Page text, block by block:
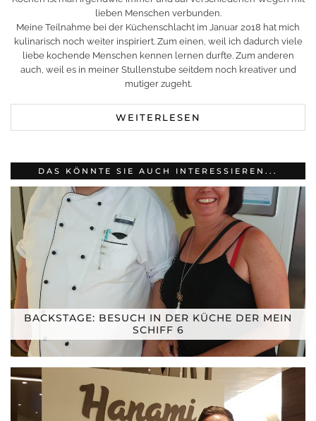
lieben Menschen verbunden.
Meine Teilnahme bei der Küchenschlacht im Januar 2018 hat mich
kulinarisch noch weiter inspiriert. Zum einen, weil ich dadurch viele
liebe kochende Menschen kennen lernen durfte. Zum anderen
auch, weil es in meiner Stullenstube seitdem noch kreativer und
mutiger zugeht.
WEITERLESEN
DAS KÖNNTE SIE AUCH INTERESSIEREN...
BACKSTAGE: BESUCH IN DER KÜCHE DER MEIN
SCHIFF 6